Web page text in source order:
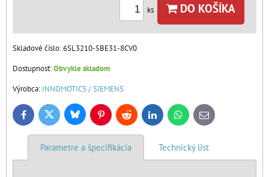
ks DO KOŠÍKA
Skladové číslo:6SL3210-5BE31-8CV0
Dostupnosť:Obvykle skladom
Výrobca: INNOMOTICS / SIEMENS
FacebookTwitter BlueskyPinterestReddit LinkedInWhatsApp
E-
mail
Parametre a špecifikácia Technický list